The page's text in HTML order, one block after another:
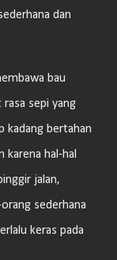
dan
bau
sepi yang
kadang bertahan
karena hal-hal
jalan,
sederhana
keras pada